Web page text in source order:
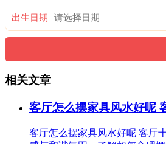
出生日期
相关文章
客厅怎么摆家具风水好呢
客厅怎么摆家具风水好呢 客厅